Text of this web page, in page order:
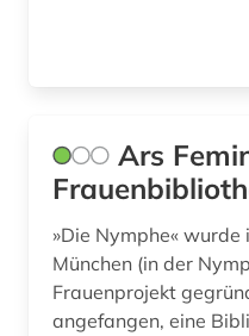
handbuch (2)
handicap (1)
hauptschule (2)
Ars
»Die Nymphe« wurde
München (in der
Frauenprojekt
angefangen, eine